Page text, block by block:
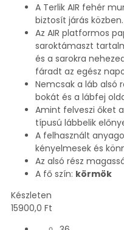
A Terlik AIR fehér
biztosít járás közben.
Az AIR platformos
saroktámaszt
és a sarokra
fáradt az egész
Nemcsak a láb alsó
bokát és a lábfej
Amint felveszi őket
típusú lábbelik
A felhasznált
kényelmesek és
Az alsó rész
A fő szín: körmök
Készleten
15900,0 Ft